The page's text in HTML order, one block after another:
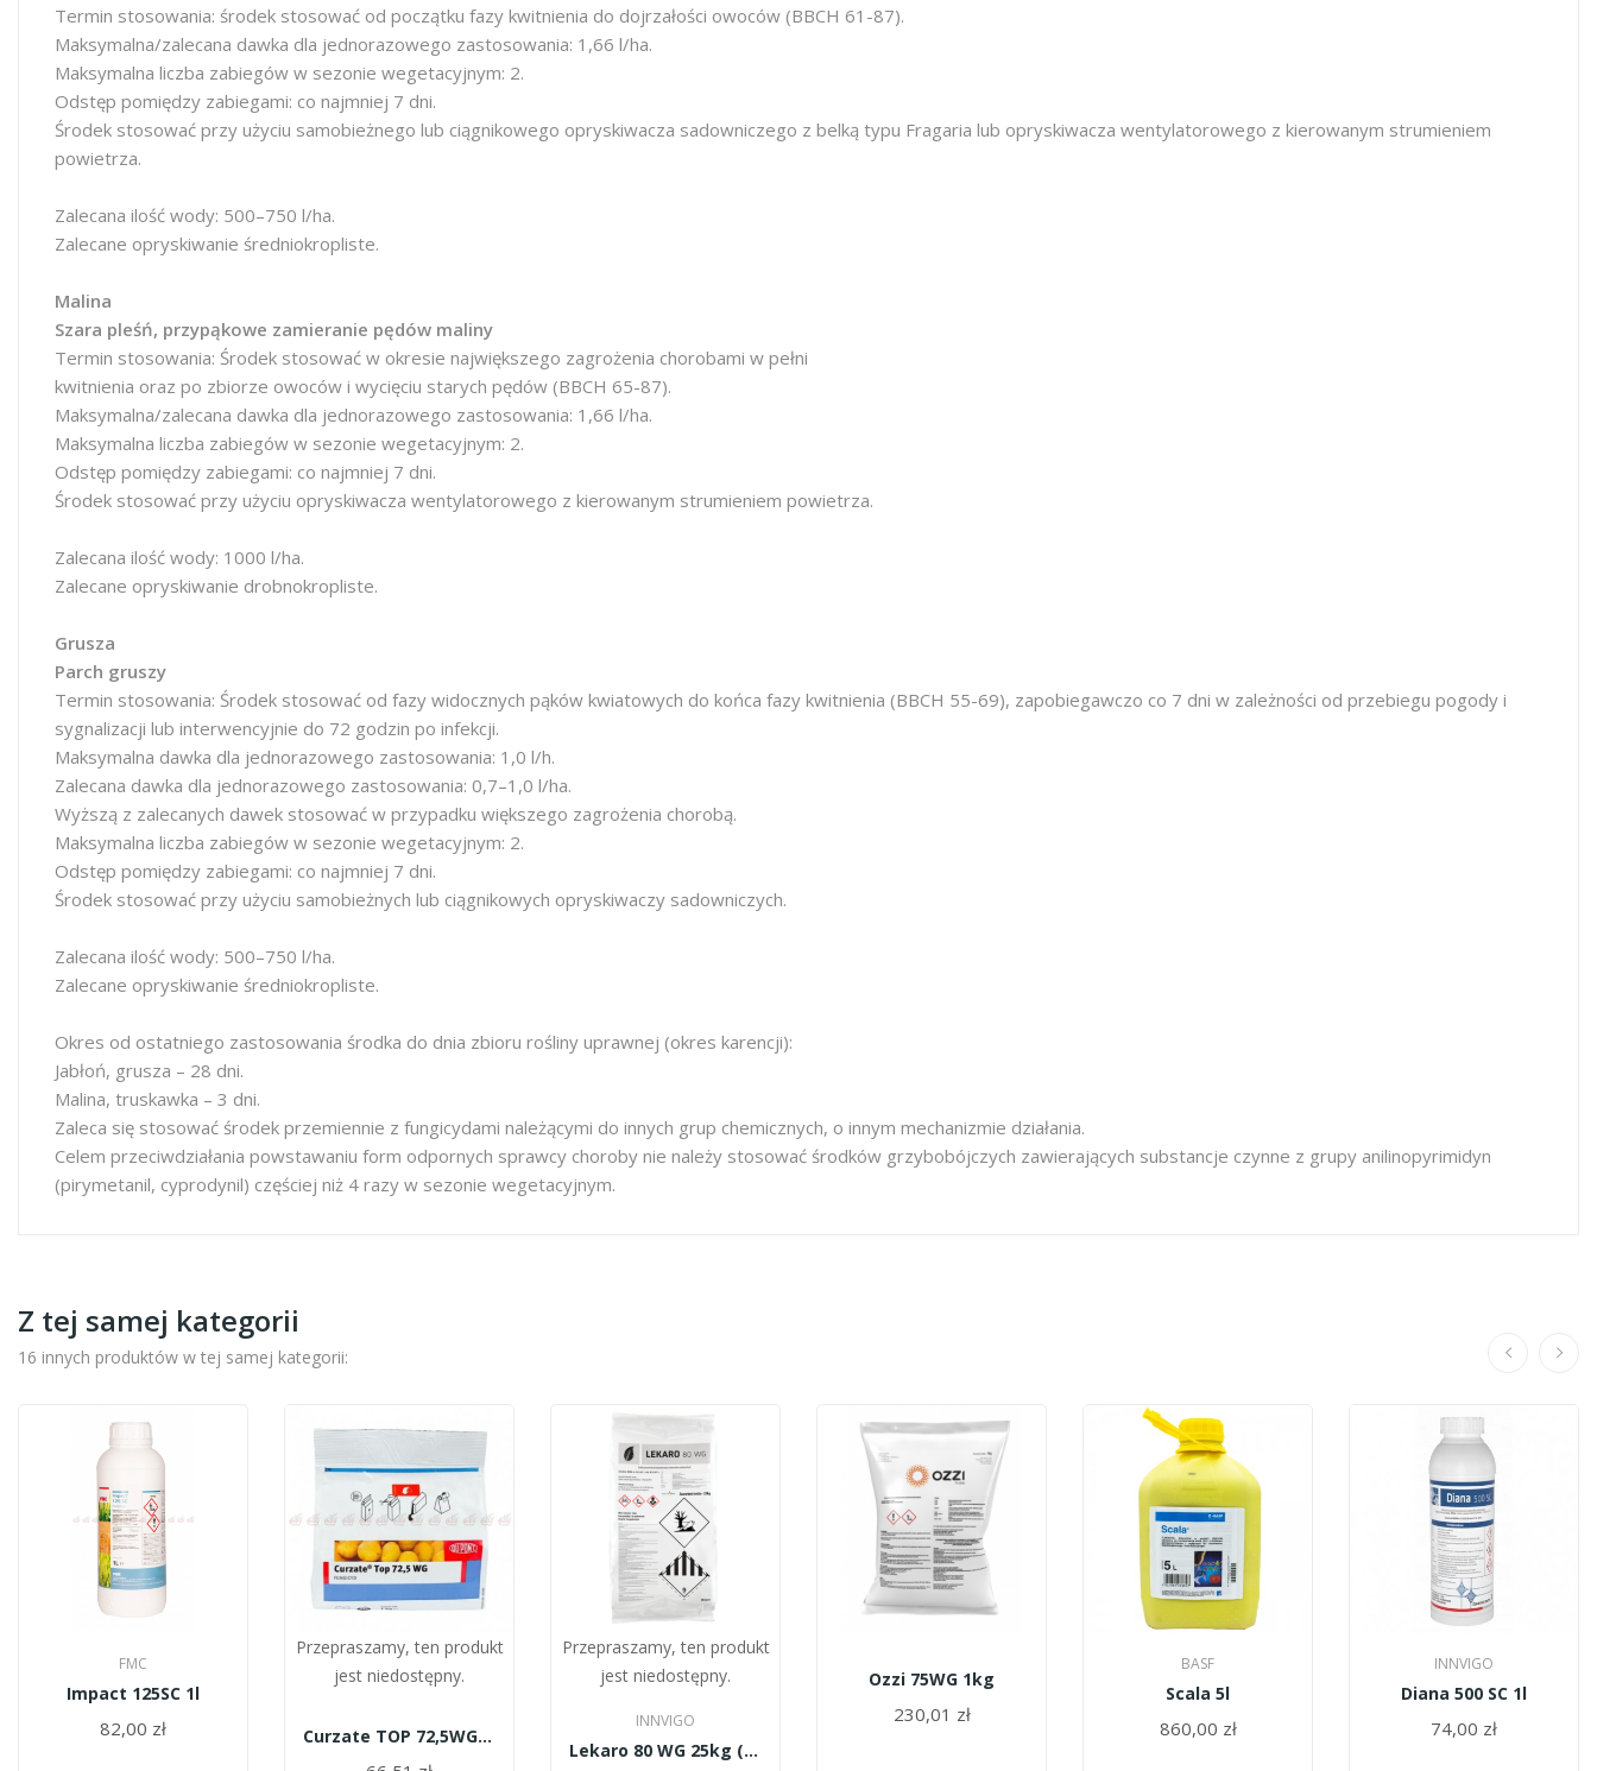
Termin stosowania: środek stosować od początku fazy kwitnienia do dojrzałości owoców (BBCH 61-87).
Maksymalna/zalecana dawka dla jednorazowego zastosowania: 1,66 l/ha.
Maksymalna liczba zabiegów w sezonie wegetacyjnym: 2.
Odstęp pomiędzy zabiegami: co najmniej 7 dni.
Środek stosować przy użyciu samobieżnego lub ciągnikowego opryskiwacza sadowniczego z belką typu Fragaria lub opryskiwacza wentylatorowego z kierowanym strumieniem
powietrza.
Zalecana ilość wody: 500–750 l/ha.
Zalecane opryskiwanie średniokropliste.
Malina
Szara pleśń, przypąkowe zamieranie pędów maliny
Termin stosowania: Środek stosować w okresie największego zagrożenia chorobami w pełni
kwitnienia oraz po zbiorze owoców i wycięciu starych pędów (BBCH 65-87).
Maksymalna/zalecana dawka dla jednorazowego zastosowania: 1,66 l/ha.
Maksymalna liczba zabiegów w sezonie wegetacyjnym: 2.
Odstęp pomiędzy zabiegami: co najmniej 7 dni.
Środek stosować przy użyciu opryskiwacza wentylatorowego z kierowanym strumieniem powietrza.
Zalecana ilość wody: 1000 l/ha.
Zalecane opryskiwanie drobnokropliste.
Grusza
Parch gruszy
Termin stosowania: Środek stosować od fazy widocznych pąków kwiatowych do końca fazy kwitnienia (BBCH 55-69), zapobiegawczo co 7 dni w zależności od przebiegu pogody i
sygnalizacji lub interwencyjnie do 72 godzin po infekcji.
Maksymalna dawka dla jednorazowego zastosowania: 1,0 l/h.
Zalecana dawka dla jednorazowego zastosowania: 0,7–1,0 l/ha.
Wyższą z zalecanych dawek stosować w przypadku większego zagrożenia chorobą.
Maksymalna liczba zabiegów w sezonie wegetacyjnym: 2.
Odstęp pomiędzy zabiegami: co najmniej 7 dni.
Środek stosować przy użyciu samobieżnych lub ciągnikowych opryskiwaczy sadowniczych.
Zalecana ilość wody: 500–750 l/ha.
Zalecane opryskiwanie średniokropliste.
Okres od ostatniego zastosowania środka do dnia zbioru rośliny uprawnej (okres karencji):
Jabłoń, grusza – 28 dni.
Malina, truskawka – 3 dni.
Zaleca się stosować środek przemiennie z fungicydami należącymi do innych grup chemicznych, o innym mechanizmie działania.
Celem przeciwdziałania powstawaniu form odpornych sprawcy choroby nie należy stosować środków grzybobójczych zawierających substancje czynne z grupy anilinopyrimidyn
(pirymetanil, cyprodynil) częściej niż 4 razy w sezonie wegetacyjnym.
Z tej samej kategorii
16 innych produktów w tej samej kategorii:
FMC
Impact 125SC 1l
82,00 zł
Przepraszamy, ten produkt
jest niedostępny.
Curzate TOP 72,5WG 1kg
Przepraszamy, ten produkt
jest niedostępny.
INNVIGO
Lekaro 80 WG 25kg (kaptan)
Ozzi 75WG 1kg
230,01 zł
BASF
Scala 5l
860,00 zł
INNVIGO
Diana 500 SC 1l
74,00 zł